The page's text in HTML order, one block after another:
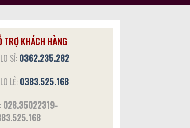
TRỢ KHÁCH HÀNG
SỈ: 0362.235.282
LẺ: 0383.525.168
028.35022319-